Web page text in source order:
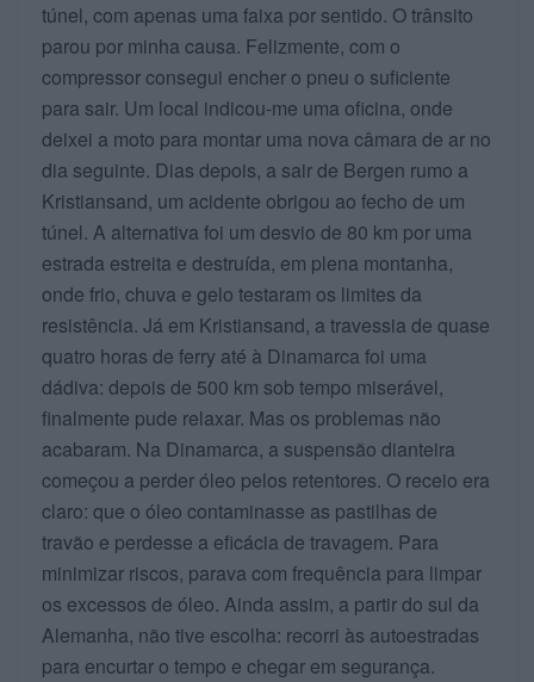
túnel, com apenas uma faixa por sentido. O trânsito
parou por minha causa. Felizmente, com o
compressor consegui encher o pneu o suficiente
para sair. Um local indicou-me uma oficina, onde
deixei a moto para montar uma nova câmara de ar no
dia seguinte. Dias depois, a sair de Bergen rumo a
Kristiansand, um acidente obrigou ao fecho de um
túnel. A alternativa foi um desvio de 80 km por uma
estrada estreita e destruída, em plena montanha,
onde frio, chuva e gelo testaram os limites da
resistência. Já em Kristiansand, a travessia de quase
quatro horas de ferry até à Dinamarca foi uma
dádiva: depois de 500 km sob tempo miserável,
finalmente pude relaxar. Mas os problemas não
acabaram. Na Dinamarca, a suspensão dianteira
começou a perder óleo pelos retentores. O receio era
claro: que o óleo contaminasse as pastilhas de
travão e perdesse a eficácia de travagem. Para
minimizar riscos, parava com frequência para limpar
os excessos de óleo. Ainda assim, a partir do sul da
Alemanha, não tive escolha: recorri às autoestradas
para encurtar o tempo e chegar em segurança.